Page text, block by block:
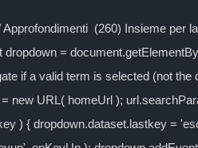
(260) Insieme per
=
if a valid term is selected (not
URL( homeUrl );
) { dropdown.dataset.lastkey =